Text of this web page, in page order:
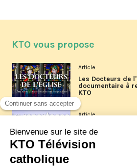
KTO vous propose
Article
Les Docteurs de
documentaire à
KTO
Article
Les reportages